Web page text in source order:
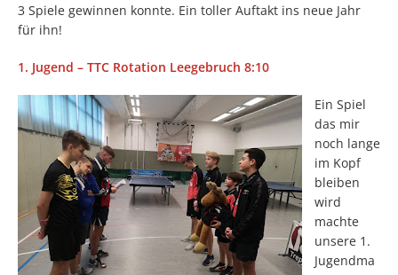
3 Spiele gewinnen konnte. Ein toller Auftakt ins neue Jahr
für ihn!
1. Jugend – TTC Rotation Leegebruch 8:10
Ein Spiel
das mir
noch lange
im Kopf
bleiben
wird
machte
unsere 1.
Jugendma